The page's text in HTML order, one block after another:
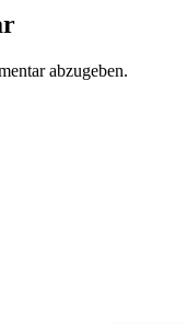
abzugeben.